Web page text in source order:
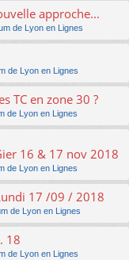
approche...
de Lyon en Lignes
de Lyon en Lignes
TC en zone 30 ?
de Lyon en Lignes
16 & 17 nov 2018
de Lyon en Lignes
17 /09 / 2018
de Lyon en Lignes
18
de Lyon en Lignes